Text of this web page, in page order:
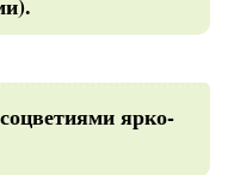
ярко-